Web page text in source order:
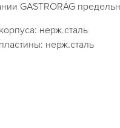
GASTRORAG
нерж.сталь
нерж.сталь